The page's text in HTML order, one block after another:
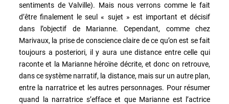
sentiments de Valville). Mais nous verrons comme le fait
d’être finalement le seul « sujet » est important et décisif
dans l’objectif de Marianne. Cependant, comme chez
Marivaux, la prise de conscience claire de ce qu’on est se fait
toujours a posteriori, il y aura une distance entre celle qui
raconte et la Marianne héroïne décrite, et donc on retrouve,
dans ce système narratif, la distance, mais sur un autre plan,
entre la narratrice et les autres personnages. Pour résumer
quand la narratrice s’efface et que Marianne est l’actrice